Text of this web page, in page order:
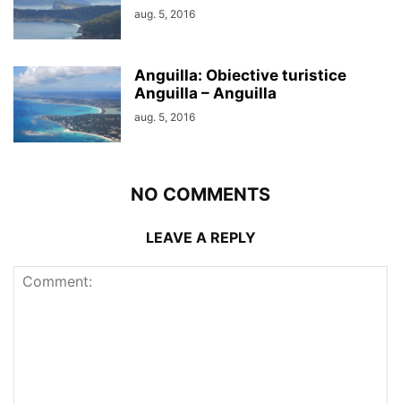
aug. 5, 2016
Anguilla: Obiective turistice
Anguilla – Anguilla
aug. 5, 2016
NO COMMENTS
LEAVE A REPLY